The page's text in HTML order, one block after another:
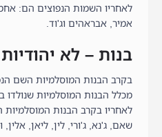
לאחריו השמות הנפוצים הם:
אמיר, אבראהים וג'וד.
בנות – לא יהודיות
בקרב הבנות המוסלמיות השם
מכלל הבנות המוסלמיות שנולדו ב-
לאחריו בקרב הבנות המוסלמיות
שאם, ג'נא, ג'ורי, לין, ליאן,